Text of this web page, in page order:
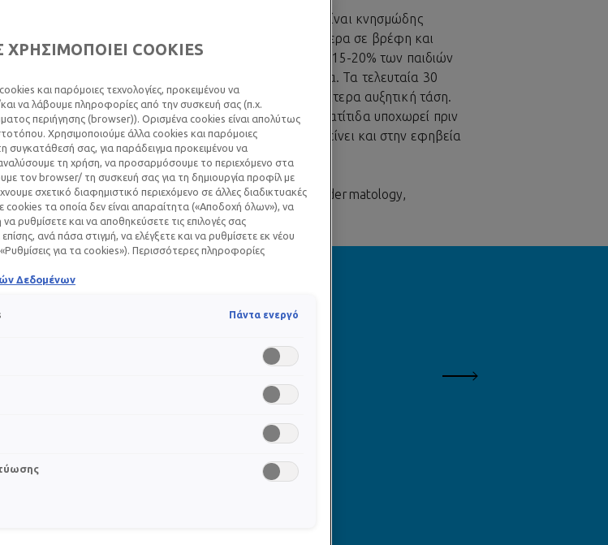
, ή ατοπικό έκζεμα, είναι κνησμώδης
δερματική πάθηση που εμφανίζεται συχνότερα σε βρέφη και
μικρά παιδιά. Πράγματι, υπολογίζεται ότι το 15-20% των παιδιών
ηλικίας κάτω των 7 ετών πάσχει από έκζεμα. Τα τελευταία 30
χρόνια, το ατοπικόέκζεμαπαρουσιάζει ιδιαίτερα αυξητική τάση.
Στο 50% των περιπτώσεων, η ατοπική δερματίτιδα υποχωρεί πριν
από την ηλικία των 5. Μπορεί όμως να επιμείνει και στην εφηβεία
ή ακόμη και την ενήλικη ζωή.*
*Πηγή: CHU Nantes, unity of cancérology & dermatology,
spécialisation atopic dermatitis, april 2015
Επόμενος πίνακας
COOKIES
και παρόμοιες τεχνολογίες, προκειμένου να
να λάβουμε πληροφορίες από την συσκευή σας (π.χ.
περιήγησης (browser)). Ορισμένα cookies είναι απολύτως
Χρησιμοποιούμε άλλα cookies και παρόμοιες
συγκατάθεσή σας, για παράδειγμα προκειμένου να
τη χρήση, να προσαρμόσουμε το περιεχόμενο στα
τον browser/ τη συσκευή σας για τη δημιουργία προφίλ με
σχετικό διαφημιστικό περιεχόμενο σε άλλες διαδικτυακές
cookies τα οποία δεν είναι απαραίτητα («Αποδοχή όλων»), να
ρυθμίσετε και να αποθηκεύσετε τις επιλογές σας
ανά πάσα στιγμή, να ελέγξετε και να ρυθμίσετε εκ νέου
«Ρυθμίσεις για τα cookies»). Περισσότερες πληροφορίες
Δεδομένων
Πάντα ενεργό